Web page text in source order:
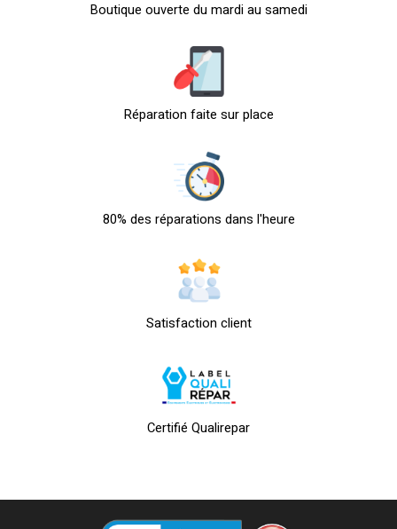
Boutique ouverte du mardi au samedi
Réparation faite sur place
80% des réparations dans l'heure
Satisfaction client
Certifié Qualirepar